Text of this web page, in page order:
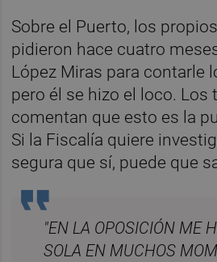
Sobre el Puerto, los
pidieron hace cuatro
López Miras para contarle
pero él se hizo el loco. Los
comentan que esto es la
Si la Fiscalía quiere
segura que sí, puede que
"EN LA OPOSICIÓN ME
SOLA EN MUCHOS